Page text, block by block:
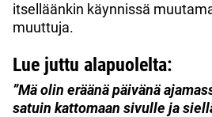
itselläänkin käynnissä
muuttuja.
Lue juttu alapuolelta:
”Mä olin eräänä päivänä
satuin kattomaan sivulle ja